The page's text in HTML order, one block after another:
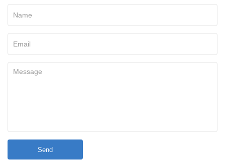
Send